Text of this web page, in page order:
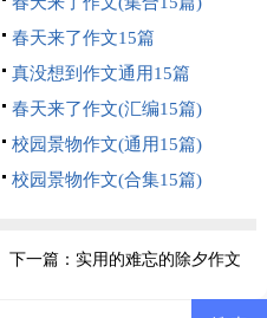
春天来了作文15篇
真没想到作文通用15篇
春天来了作文(汇编15篇)
校园景物作文(通用15篇)
校园景物作文(合集15篇)
下一篇：实用的难忘的除夕作文